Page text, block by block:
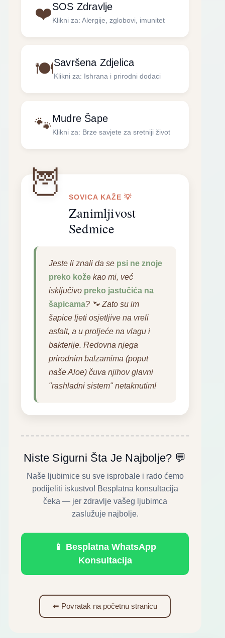
❤️SOS Zdravlje
Klikni za: Alergije, zglobovi, imunitet
🍽️Savršena Zdjelica
Klikni za: Ishrana i prirodni dodaci
🐾Mudre Šape
Klikni za: Brze savjete za sretniji život
SOVICA KAŽE 💡
Zanimljivost
Sedmice
Jeste li znali da se psi ne znoje
preko kože kao mi, već
isključivo preko jastučića na
šapicama? 🐾 Zato su im
šapice ljeti osjetljive na vreli
asfalt, a u proljeće na vlagu i
bakterije. Redovna njega
prirodnim balzamima (poput
naše Aloe) čuva njihov glavni
"rashladni sistem" netaknutim!
Niste Sigurni Šta Je Najbolje? 💬
Naše ljubimice su sve isprobale i rado ćemo
podijeliti iskustvo! Besplatna konsultacija
čeka — jer zdravlje vašeg ljubimca
zaslužuje najbolje.
📱 Besplatna WhatsApp
Konsultacija
⬅ Povratak na početnu stranicu